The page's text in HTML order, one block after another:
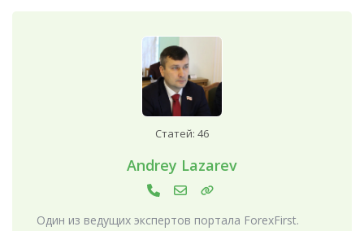
Статей: 46
Andrey Lazarev
Один из ведущих экспертов портала ForexFirst.